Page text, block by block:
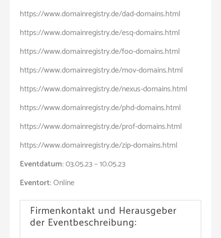
https://www.domainregistry.de/dad-domains.html
https://www.domainregistry.de/esq-domains.html
https://www.domainregistry.de/foo-domains.html
https://www.domainregistry.de/mov-domains.html
https://www.domainregistry.de/nexus-domains.html
https://www.domainregistry.de/phd-domains.html
https://www.domainregistry.de/prof-domains.html
https://www.domainregistry.de/zip-domains.html
Eventdatum:03.05.23 – 10.05.23
Eventort:Online
Firmenkontakt und Herausgeber
der Eventbeschreibung: